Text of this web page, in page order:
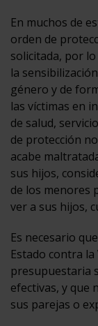
En muchos de
orden de
solicitada, por
la
género y de
las víctimas en
de salud,
de protección
acabe
sus hijos,
de los menores
ver a sus hijos,
Es necesario
Estado contra
presupuestaria
efectivas, y que
sus parejas o